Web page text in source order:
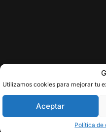
Utilizamos cookies para mejorar tu
Aceptar
Política de